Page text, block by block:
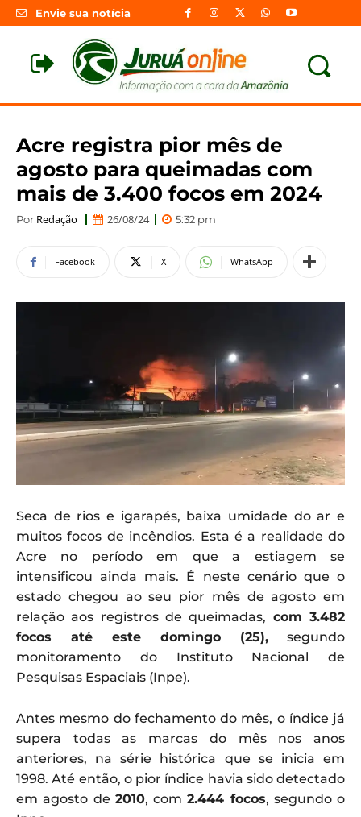
Envie sua notícia
Acre registra pior mês de
agosto para queimadas com
mais de 3.400 focos em 2024
Por Redação 26/08/24 5:32 pm
Facebook X WhatsApp
Seca de rios e igarapés, baixa umidade do ar e
muitos focos de incêndios. Esta é a realidade do
Acre no período em que a estiagem se
intensificou ainda mais. É neste cenário que o
estado chegou ao seu pior mês de agosto em
relação aos registros de queimadas, com 3.482
focos até este domingo (25), segundo
monitoramento do Instituto Nacional de
Pesquisas Espaciais (Inpe).
Antes mesmo do fechamento do mês, o índice já
supera todas as marcas do mês nos anos
anteriores, na série histórica que se inicia em
1998. Até então, o pior índice havia sido detectado
em agosto de 2010, com2.444 focos, segundo o